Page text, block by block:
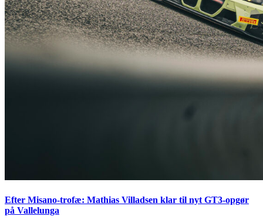
Efter Misano-trofæ: Mathias Villadsen klar til nyt GT3-opgør
på Vallelunga